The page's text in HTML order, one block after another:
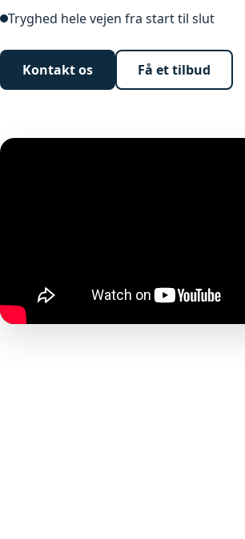
Tryghed hele vejen fra start til slut
Kontakt os Få et tilbud